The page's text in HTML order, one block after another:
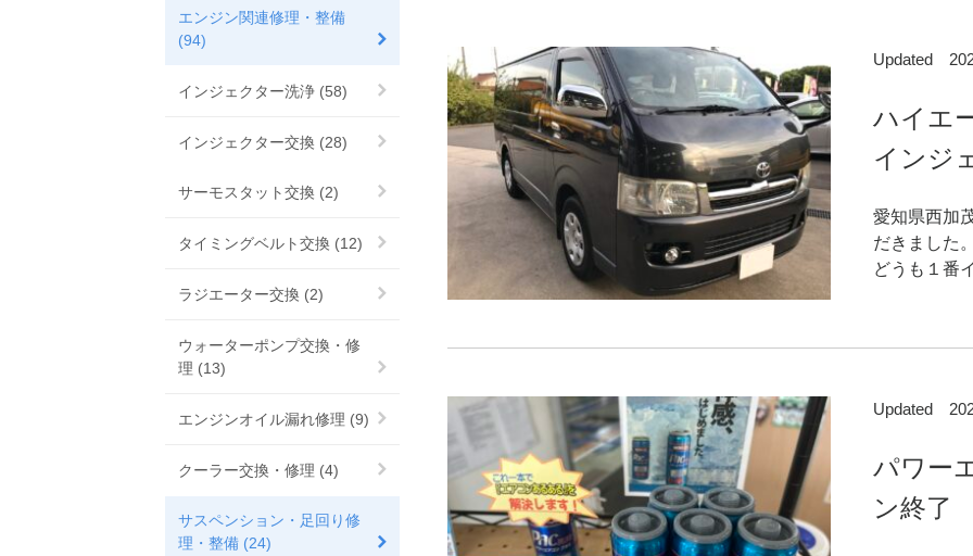
Updated
ハイエ
インジ
愛知県西加
だきました
どうも１番
Updated
パワー
ン終了
エンジン関連修理・整備
(94)
インジェクター洗浄 (58)
インジェクター交換 (28)
サーモスタット交換 (2)
タイミングベルト交換 (12)
ラジエーター交換 (2)
ウォーターポンプ交換・修
理 (13)
エンジンオイル漏れ修理 (9)
クーラー交換・修理 (4)
サスペンション・足回り修
理・整備 (24)